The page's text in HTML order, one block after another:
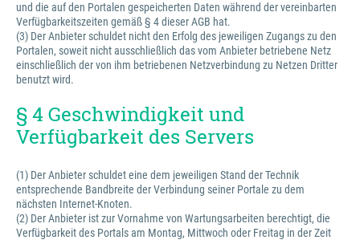
und die auf den Portalen gespeicherten Daten während der vereinbarten
Verfügbarkeitszeiten gemäß § 4 dieser AGB hat.
(3) Der Anbieter schuldet nicht den Erfolg des jeweiligen Zugangs zu den
Portalen, soweit nicht ausschließlich das vom Anbieter betriebene Netz
einschließlich der von ihm betriebenen Netzverbindung zu Netzen Dritter
benutzt wird.
§ 4 Geschwindigkeit und
Verfügbarkeit des Servers
(1) Der Anbieter schuldet eine dem jeweiligen Stand der Technik
entsprechende Bandbreite der Verbindung seiner Portale zu dem
nächsten Internet-Knoten.
(2) Der Anbieter ist zur Vornahme von Wartungsarbeiten berechtigt, die
Verfügbarkeit des Portals am Montag, Mittwoch oder Freitag in der Zeit